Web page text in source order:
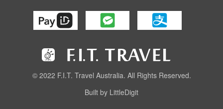
© 2022 F.I.T. Travel Australia. All Rights Reserved.
Built by LittleDigit